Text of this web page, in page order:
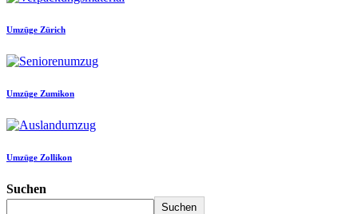
Umzüge Zürich
Umzüge Zumikon
Umzüge Zollikon
Suchen
Suchen